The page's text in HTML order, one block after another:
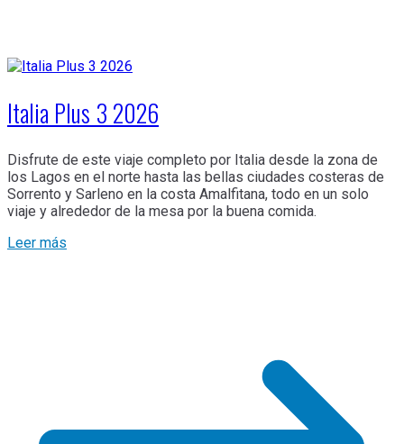
Italia Plus 3 2026
Disfrute de este viaje completo por Italia desde la zona de
los Lagos en el norte hasta las bellas ciudades costeras de
Sorrento y Sarleno en la costa Amalfitana, todo en un solo
viaje y alrededor de la mesa por la buena comida.
Leer más